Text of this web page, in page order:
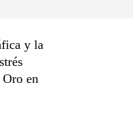
y la
en